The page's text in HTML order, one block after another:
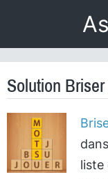
Solution
liste